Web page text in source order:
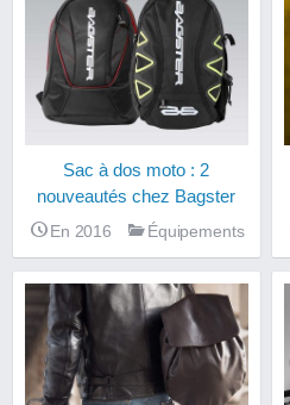
Sac à dos moto : 2
nouveautés chez Bagster
En 2016 Équipements